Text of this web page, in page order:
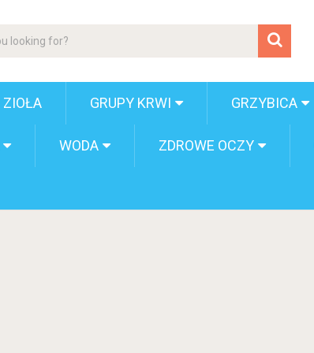
ZIOŁA GRUPY KRWI GRZYBICA
WODA ZDROWE OCZY